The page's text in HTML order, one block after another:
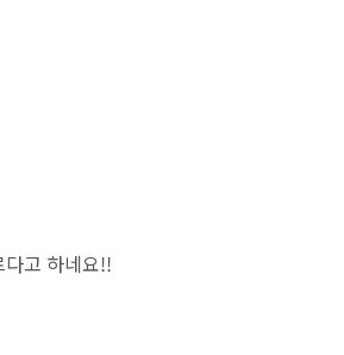
고 하네요!!